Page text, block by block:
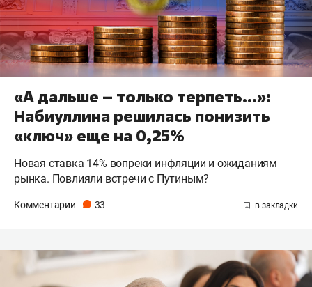
«А дальше – только терпеть…»:
Набиуллина решилась понизить
«ключ» еще на 0,25%
Новая ставка 14% вопреки инфляции и ожиданиям
рынка. Повлияли встречи с Путиным?
Комментарии 33